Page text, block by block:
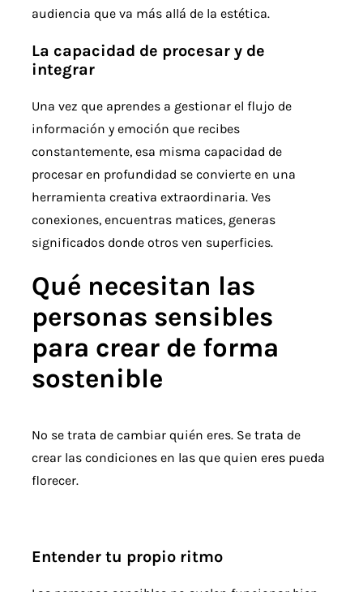
audiencia que va más allá de la estética.
La capacidad de procesar y de
integrar
Una vez que aprendes a gestionar el flujo de
información y emoción que recibes
constantemente, esa misma capacidad de
procesar en profundidad se convierte en una
herramienta creativa extraordinaria. Ves
conexiones, encuentras matices, generas
significados donde otros ven superficies.
Qué necesitan las
personas sensibles
para crear de forma
sostenible
No se trata de cambiar quién eres. Se trata de
crear las condiciones en las que quien eres pueda
florecer.
Entender tu propio ritmo